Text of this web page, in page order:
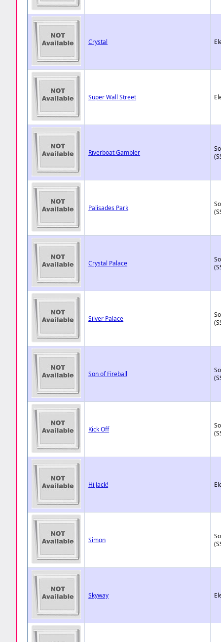
Crystal
Super Wall Street
Riverboat Gambler
Palisades Park
Crystal Palace
Silver Palace
Son of Fireball
Kick Off
Hi Jack!
Simon
Skyway